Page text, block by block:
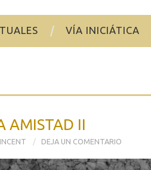
VÍA INICIÁTICA
AMISTAD II
DEJA UN COMENTARIO